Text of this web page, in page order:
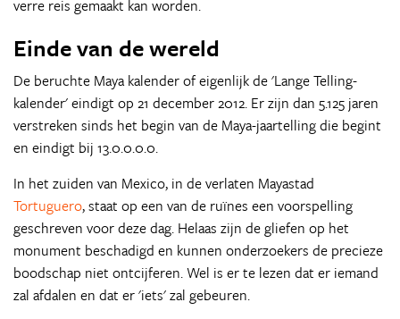
verre reis gemaakt kan worden.
Einde van de wereld
De beruchte Maya kalender of eigenlijk de 'Lange Telling-
kalender' eindigt op 21 december 2012. Er zijn dan 5.125 jaren
verstreken sinds het begin van de Maya-jaartelling die begint
en eindigt bij 13.0.0.0.0.
In het zuiden van Mexico, in de verlaten Mayastad
Tortuguero, staat op een van de ruïnes een voorspelling
geschreven voor deze dag. Helaas zijn de gliefen op het
monument beschadigd en kunnen onderzoekers de precieze
boodschap niet ontcijferen. Wel is er te lezen dat er iemand
zal afdalen en dat er 'iets' zal gebeuren.